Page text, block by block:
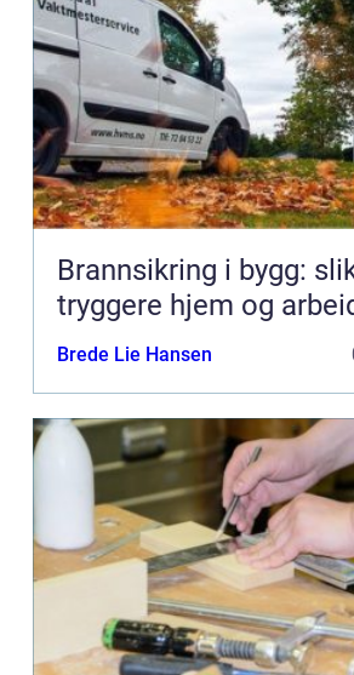
Brannsikring i bygg:
tryggere hjem og
Brede Lie Hansen